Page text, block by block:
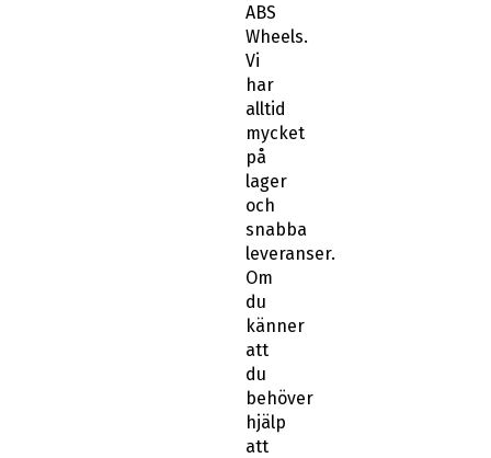
ABS
Wheels.
Vi
har
alltid
mycket
på
lager
och
snabba
leveranser.
Om
du
känner
att
du
behöver
hjälp
att